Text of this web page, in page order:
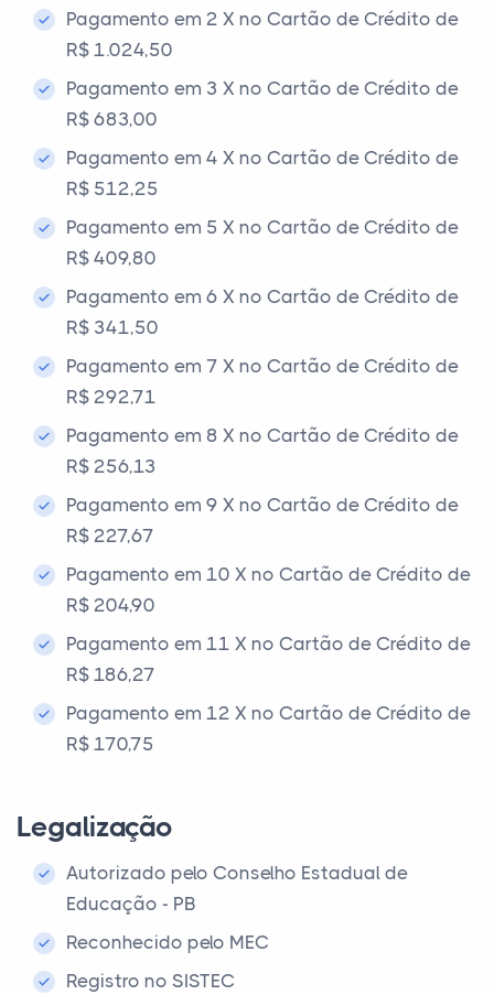
Pagamento em 2 X no Cartão de Crédito de
R$ 1.024,50
Pagamento em 3 X no Cartão de Crédito de
R$ 683,00
Pagamento em 4 X no Cartão de Crédito de
R$ 512,25
Pagamento em 5 X no Cartão de Crédito de
R$ 409,80
Pagamento em 6 X no Cartão de Crédito de
R$ 341,50
Pagamento em 7 X no Cartão de Crédito de
R$ 292,71
Pagamento em 8 X no Cartão de Crédito de
R$ 256,13
Pagamento em 9 X no Cartão de Crédito de
R$ 227,67
Pagamento em 10 X no Cartão de Crédito de
R$ 204,90
Pagamento em 11 X no Cartão de Crédito de
R$ 186,27
Pagamento em 12 X no Cartão de Crédito de
R$ 170,75
Legalização
Autorizado pelo Conselho Estadual de
Educação - PB
Reconhecido pelo MEC
Registro no SISTEC